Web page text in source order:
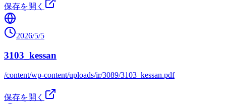
保存を開く
2026/5/5
3103_kessan
/content/wp-content/uploads/ir/3089/3103_kessan.pdf
保存を開く